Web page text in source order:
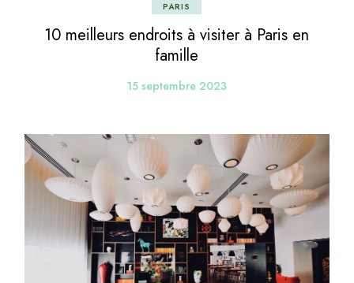
PARIS
10 meilleurs endroits à visiter à Paris en
famille
15 septembre 2023